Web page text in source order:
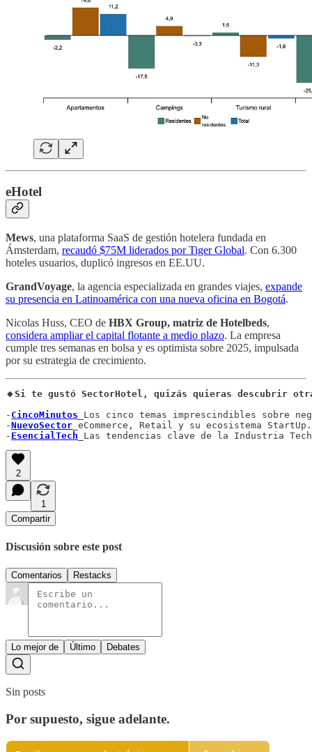
eHotel
Mews, una plataforma SaaS de gestión hotelera fundada en
Ámsterdam, recaudó $75M liderados por Tiger Global. Con 6.300
hoteles usuarios, duplicó ingresos en EE.UU.
GrandVoyage, la agencia especializada en grandes viajes, expande
su presencia en Latinoamérica con una nueva oficina en Bogotá.
Nicolas Huss, CEO de HBX Group, matriz de Hotelbeds,
considera ampliar el capital flotante a medio plazo. La empresa
cumple tres semanas en bolsa y es optimista sobre 2025, impulsada
por su estrategia de crecimiento.
🔸Si te gustó SectorHotel, quizás quieras descubrir
- CincoMinutos _Los cinco temas imprescindibles sobre
-NuevoSector _eCommerce, Retail y su ecosistema StartUp.
- EsencialTech _Las tendencias clave de la Industria
2
1
Compartir
Discusión sobre este post
Comentarios Restacks
Lo mejor de Último Debates
Sin posts
Por supuesto, sigue adelante.